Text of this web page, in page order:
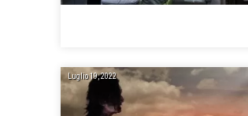
Luglio 19, 2022